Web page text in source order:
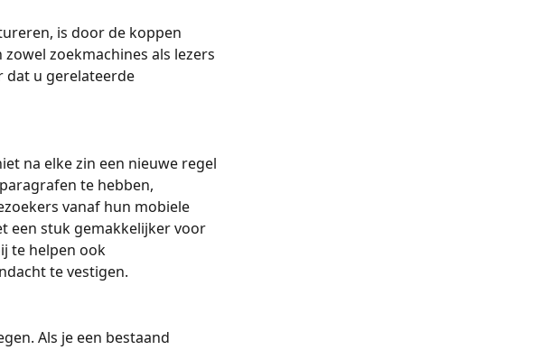
is door de koppen
zoekmachines als lezers
dat u gerelateerde
na elke zin een nieuwe regel
te hebben,
vanaf hun mobiele
een stuk gemakkelijker voor
te helpen ook
te vestigen.
Als je een bestaand